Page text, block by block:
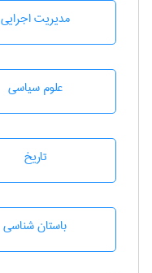
مديريت اجرايی
علوم سياسی
تاريخ
باستان شناسی